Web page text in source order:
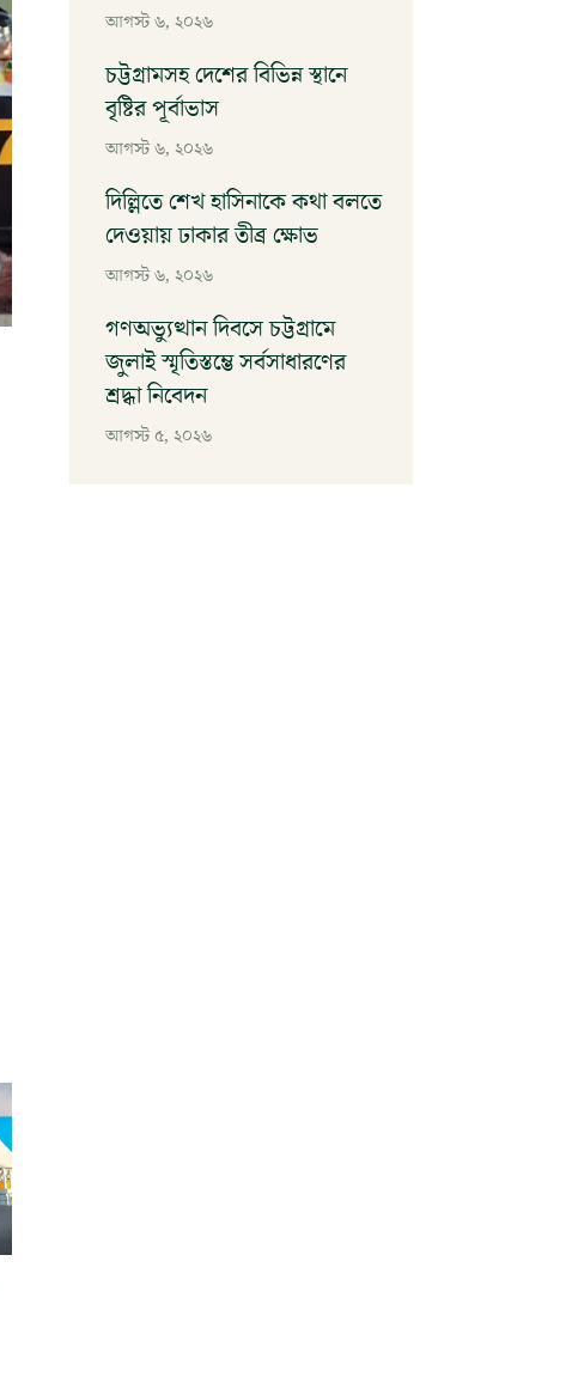
আগস্ট ৬, ২০২৬
চট্টগ্রামসহ দেশের বিভিন্ন স্থানে
বৃষ্টির পূর্বাভাস
আগস্ট ৬, ২০২৬
দিল্লিতে শেখ হাসিনাকে কথা বলতে
দেওয়ায় ঢাকার তীব্র ক্ষোভ
আগস্ট ৬, ২০২৬
গণঅভ্যুত্থান দিবসে চট্টগ্রামে
জুলাই স্মৃতিস্তম্ভে সর্বসাধারণের
শ্রদ্ধা নিবেদন
আগস্ট ৫, ২০২৬